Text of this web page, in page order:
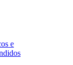
e